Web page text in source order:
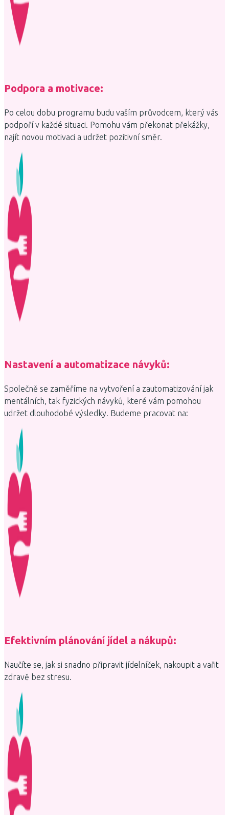
Podpora a motivace:
Po celou dobu programu budu vaším průvodcem, který vás
podpoří v každé situaci. Pomohu vám překonat překážky,
najít novou motivaci a udržet pozitivní směr.
Nastavení a automatizace návyků:
Společně se zaměříme na vytvoření a zautomatizování jak
mentálních, tak fyzických návyků, které vám pomohou
udržet dlouhodobé výsledky. Budeme pracovat na:
Efektivním plánování jídel a nákupů:
Naučíte se, jak si snadno připravit jídelníček, nakoupit a vařit
zdravě bez stresu.